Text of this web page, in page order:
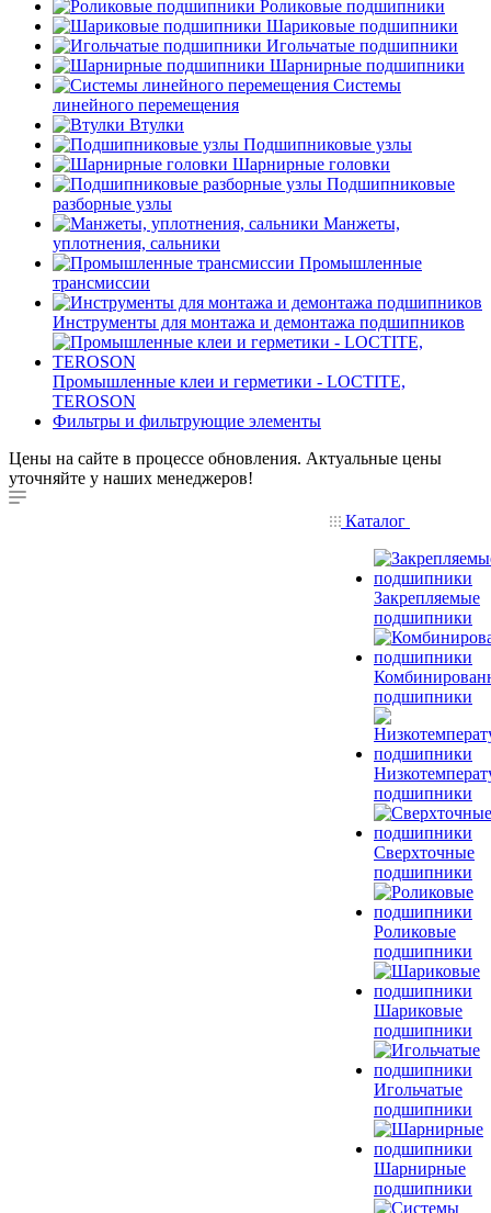
Роликовые подшипники
Шариковые подшипники
Игольчатые подшипники
Шарнирные подшипники
Системы
линейного перемещения
Втулки
Подшипниковые узлы
Шарнирные головки
Подшипниковые
разборные узлы
Манжеты,
уплотнения, сальники
Промышленные
трансмиссии
Инструменты для монтажа и демонтажа подшипников
Промышленные клеи и герметики - LOCTITE,
TEROSON
Фильтры и фильтрующие элементы
Цены на сайте в процессе обновления. Актуальные цены
уточняйте у наших менеджеров!
Каталог
Закрепляемые
подшипники
подшипники
подшипники
Сверхточные
подшипники
Роликовые
подшипники
Шариковые
подшипники
Игольчатые
подшипники
Шарнирные
подшипники